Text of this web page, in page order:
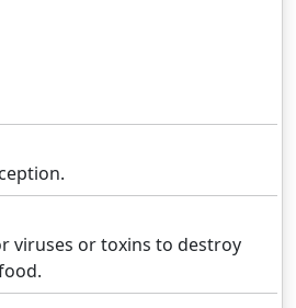
viruses or toxins to destroy